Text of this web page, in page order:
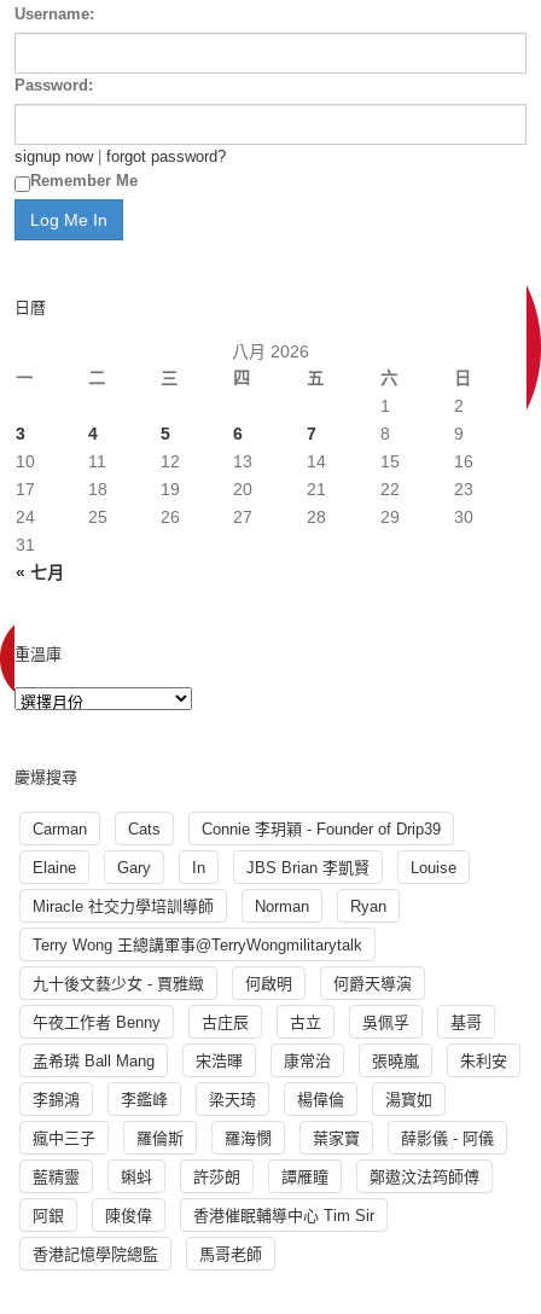
Username:
Password:
signup now| forgot password?
Remember Me
日曆
八月 2026
一
二 三 四 五 六 日
« 七月
1
2
3
4 5 6 7 8
9
10
11 12 13 14 15
16
17
18 19 20 21 22
23
24
25 26 27 28 29
30
31
重溫庫
慶爆搜尋
Carman Cats Connie 李玥穎 - Founder of Drip39
Elaine Gary In JBS Brian 李凱賢 Louise
Miracle 社交力學培訓導師 Norman Ryan
Terry Wong 王總講軍事@TerryWongmilitarytalk
九十後文藝少女 - 賈雅緻 何啟明 何爵天導演
午夜工作者 Benny 古庄辰 古立 吳佩孚 基哥
孟希璘 Ball Mang 宋浩暉 康常治 張曉嵐 朱利安
李錦鴻 李鑑峰 梁天琦 楊偉倫 湯寳如
瘋中三子 羅倫斯 羅海憫 葉家寶 薛影儀 - 阿儀
藍精靈 蝌蚪 許莎朗 譚雁瞳 鄭遨汶法筠師傅
阿銀 陳俊偉 香港催眠輔導中心 Tim Sir
香港記憶學院總監 馬哥老師